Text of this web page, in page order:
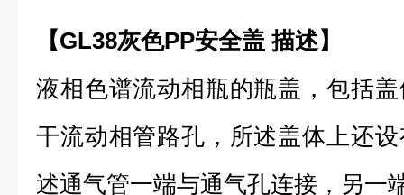
【GL38灰色PP安全盖 描述】
液相色谱流动相瓶的瓶盖，包括
干流动相管路孔，所述盖体上还
述通气管一端与通气孔连接，另一